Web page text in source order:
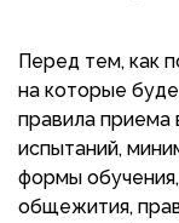
Перед тем, как
на которые
правила приема
испытаний,
формы
общежития,